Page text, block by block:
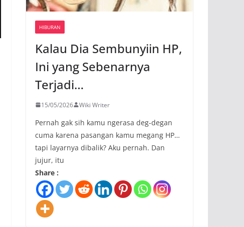
HIBURAN
Kalau Dia Sembunyiin HP,
Ini yang Sebenarnya
Terjadi…
15/05/2026 Wiki Writer
Pernah gak sih kamu ngerasa deg-degan
cuma karena pasangan kamu megang HP…
tapi layarnya dibalik? Aku pernah. Dan
jujur, itu
Share :